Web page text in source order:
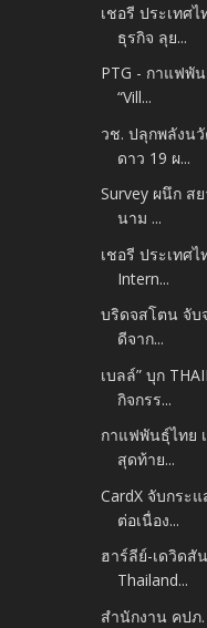
เชอรี ประเทศ
ธุรกิจ ลุย...
PTG - กาแฟพั
“Vill...
วช. ปลุกพลังน
ดาว 19 ผ...
Survey ผนึก ส
นาม ...
เชอรี ประเทศ
Intern...
บริดจสโตน จับ
ดีจาก...
เบลล์” บุก
กิจกรร...
กาแฟพันธุ์ไทย
สุดท้าย...
CardX จับกระ
ต่อเนื่อง...
ฮาร์ลีย์-เดวิดสั
Thailand...
สำนักงาน คปภ.